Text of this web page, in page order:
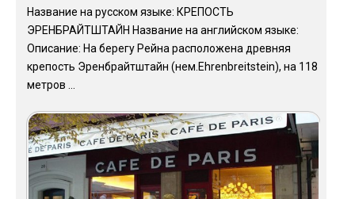
Название на русском языке: КРЕПОСТЬ
ЭРЕНБРАЙТШТАЙН Название на английском языке:
Описание: На берегу Рейна расположена древняя
крепость Эренбрайтштайн (нем.Ehrenbreitstein), на 118
метров ...